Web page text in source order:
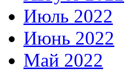
Июль 2022
Июнь 2022
Май 2022